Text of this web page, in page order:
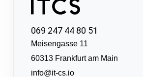
069 247 44 80 51
Meisengasse 11
60313 Frankfurt am Main
info@it-cs.io